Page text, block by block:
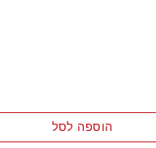
הוספה לסל